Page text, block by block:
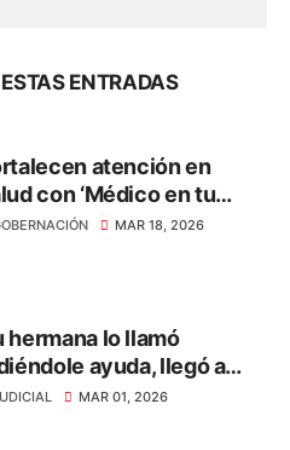
ENTRADAS
atención en
con ‘Médico en tu
en el Magdalena
MAR 18, 2026
hermana lo llamó
ayuda, llegó a
y le incrustaron
MAR 01, 2026